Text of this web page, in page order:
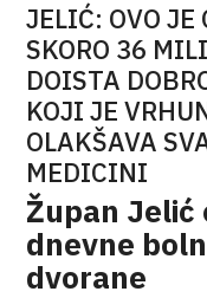
JELIĆ: OVO JE
SKORO 36
DOISTA
KOJI JE
OLAKŠAVA
MEDICINI
Župan Jelić
dnevne
dvorane